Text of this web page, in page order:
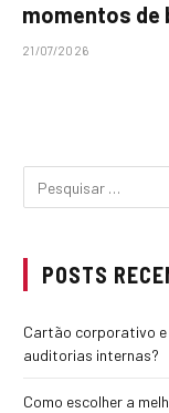
momentos
21/07/2026
POSTS
Cartão corporativo e
auditorias internas?
Como escolher a